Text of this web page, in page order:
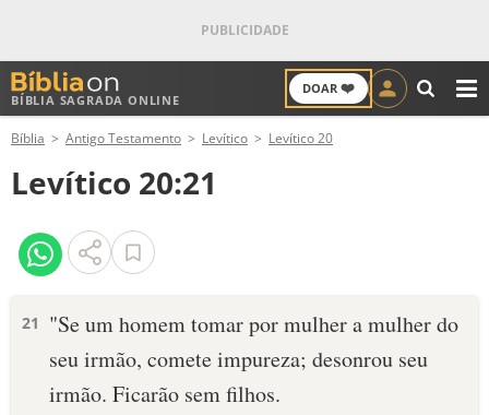
BÍBLIA SAGRADA ONLINE
DOAR ❤️
ANTIGO TESTAMENTO
NOVO TESTAMENTO
VERSÍCULOS
PALAVRA DO DIA
Bíblia Antigo Testamento Levítico Levítico 20
Levítico 20:21
21
"Se um homem tomar por mulher a mulher do
seu irmão, comete impureza; deson­rou seu
irmão. Ficarão sem filhos.